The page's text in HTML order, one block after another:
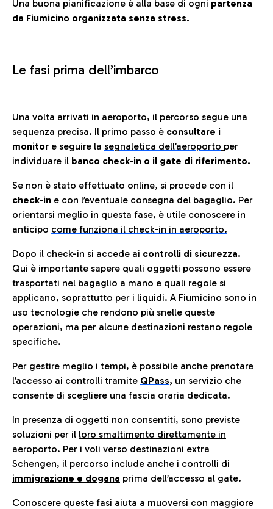
Una buona pianificazione è alla base di ogni partenza
da Fiumicino organizzata senza stress.
Le fasi prima dell’imbarco
Una volta arrivati in aeroporto, il percorso segue una
sequenza precisa. Il primo passo è consultare i
monitor e seguire la segnaletica dell’aeroporto per
individuare il banco check-in o il gate di riferimento.
Se non è stato effettuato online, si procede con il
check-in e con l’eventuale consegna del bagaglio. Per
orientarsi meglio in questa fase, è utile conoscere in
anticipo come funziona il check-in in aeroporto.
Dopo il check-in si accede ai controlli di sicurezza.
Qui è importante sapere quali oggetti possono essere
trasportati nel bagaglio a mano e quali regole si
applicano, soprattutto per i liquidi. A Fiumicino sono in
uso tecnologie che rendono più snelle queste
operazioni, ma per alcune destinazioni restano regole
specifiche.
Per gestire meglio i tempi, è possibile anche prenotare
l’accesso ai controlli tramite QPass, un servizio che
consente di scegliere una fascia oraria dedicata.
In presenza di oggetti non consentiti, sono previste
soluzioni per il loro smaltimento direttamente in
aeroporto. Per i voli verso destinazioni extra
Schengen, il percorso include anche i controlli di
immigrazione e dogana prima dell’accesso al gate.
Conoscere queste fasi aiuta a muoversi con maggiore